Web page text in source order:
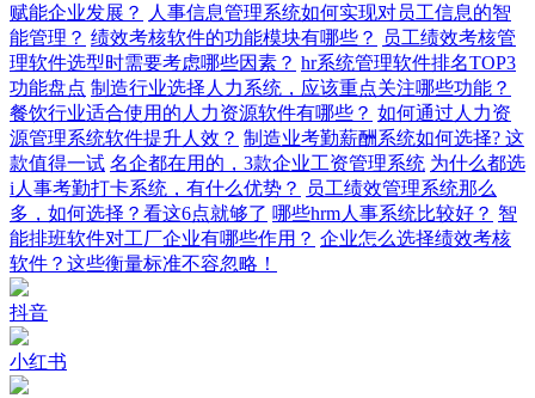
赋能企业发展？
人事信息管理系统如何实现对员工信息的智
能管理？ 绩效考核软件的功能模块有哪些？
员工绩效考核管
理软件选型时需要考虑哪些因素？ hr系统管理软件排名TOP3
功能盘点 制造行业选择人力系统，应该重点关注哪些功能？
餐饮行业适合使用的人力资源软件有哪些？ 如何通过人力资
源管理系统软件提升人效？ 制造业考勤薪酬系统如何选择? 这
款值得一试 名企都在用的，3款企业工资管理系统 为什么都选
i人事考勤打卡系统，有什么优势？
员工绩效管理系统那么
多，如何选择？看这6点就够了 哪些hrm人事系统比较好？ 智
能排班软件对工厂企业有哪些作用？ 企业怎么选择绩效考核
软件？这些衡量标准不容忽略！
抖音
小红书